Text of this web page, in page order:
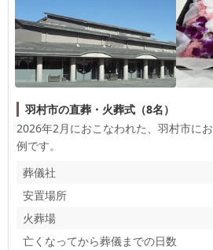
羽村市の直葬・火葬式（8名）
2026年2月におこなわれた、 羽村市に
例です。
葬儀社
安置場所
火葬場
亡くなってから葬儀までの日数